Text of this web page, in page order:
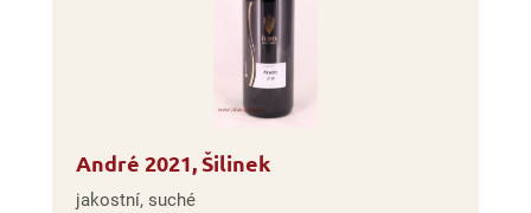
André 2021, Šilinek
jakostní, suché